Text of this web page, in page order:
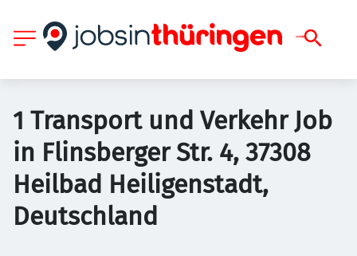
1 Transport und Verkehr Job
in Flinsberger Str. 4, 37308
Heilbad Heiligenstadt,
Deutschland